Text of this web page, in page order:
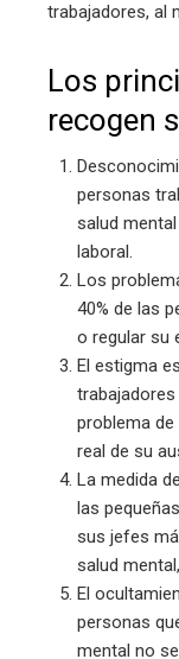
trabajadores, al
Los
recogen
personas
salud
laboral.
Los
40% de las
o regular su
El estigma
problema
real de su
La medida
las
sus jefes
salud
El
personas
mental no